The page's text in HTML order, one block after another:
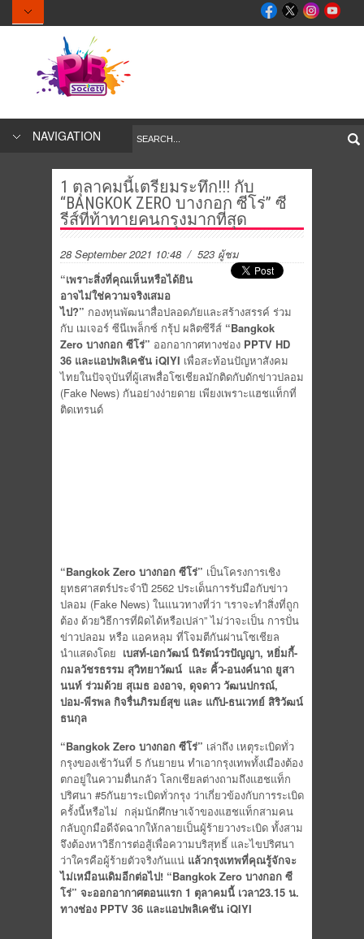
NAVIGATION
1 ตุลาคมนี้เตรียมระทึก!!! กับ
“BANGKOK ZERO บางกอก ซีโร่” ซี
รีส์ที่ท้าทายคนกรุงมากที่สุด
28 September 2021 10:48 / 523 ผู้ชม
“เพราะสิ่งที่คุณเห็นหรือได้ยิน
อาจไม่ใช่ความจริงเสมอ
ไป?” กองทุนพัฒนาสื่อปลอดภัยและสร้างสรรค์ ร่วม
กับ เมเจอร์ ซีนีเพล็กซ์ กรุ้ป ผลิตซีรีส์ “Bangkok
Zero บางกอก ซีโร่” ออกอากาศทางช่อง PPTV HD
36 และแอปพลิเคชัน iQIYI เพื่อสะท้อนปัญหาสังคม
ไทยในปัจจุบันที่ผู้เสพสื่อโซเชียลมักติดกับดักข่าวปลอม
(Fake News) กันอย่างง่ายดาย เพียงเพราะแฮชแท็กที่
ติดเทรนด์
“Bangkok Zero บางกอก ซีโร่” เป็นโครงการเชิง
ยุทธศาสตร์ประจำปี 2562 ประเด็นการรับมือกับข่าว
ปลอม (Fake News) ในแนวทางที่ว่า “เราจะทำสิ่งที่ถูก
ต้อง ด้วยวิธีการที่ผิดได้หรือเปล่า” ไม่ว่าจะเป็น การปั่น
ข่าวปลอม หรือ แอคหลุม ที่โจมตีกันผ่านโซเชียล
นำแสดงโดย เบสท์-เอกวัฒน์ นิรัตน์วรปัญญา, หยิ่มกี้-
กมลวัชรธรรม สุวิทยาวัฒน์ และ คิ้ว-อนงค์นาถ ยูสา
นนท์ ร่วมด้วย สุเมธ องอาจ, ดุจดาว วัฒนปกรณ์,
ปอม-พีรพล กิจรื่นภิรมย์สุข และ แก๊ป-ธนเวทย์ สิริวัฒน์
ธนกุล
“Bangkok Zero บางกอก ซีโร่” เล่าถึง เหตุระเบิดทั่ว
กรุงของเช้าวันที่ 5 กันยายน ทำเอากรุงเทพทั้งเมืองต้อง
ตกอยู่ในความตื่นกลัว โลกเชียลต่างถามถึงแฮชแท็ก
ปริศนา #5กันยาระเบิดทั่วกรุง ว่าเกี่ยวข้องกับการระเบิด
ครั้งนี้หรือไม่ กลุ่มนักศึกษาเจ้าของแฮชแท็กสามคน
กลับถูกมือดีจัดฉากให้กลายเป็นผู้ร้ายวางระเบิด ทั้งสาม
จึงต้องหาวิธีการต่อสู้เพื่อความบริสุทธิ์ และไขปริศนา
ว่าใครคือผู้ร้ายตัวจริงกันแน่ แล้วกรุงเทพที่คุณรู้จักจะ
ไม่เหมือนเดิมอีกต่อไป! “Bangkok Zero บางกอก ซี
โร่” จะออกอากาศตอนแรก 1 ตุลาคมนี้ เวลา23.15 น.
ทางช่อง PPTV 36 และแอปพลิเคชัน iQIYI